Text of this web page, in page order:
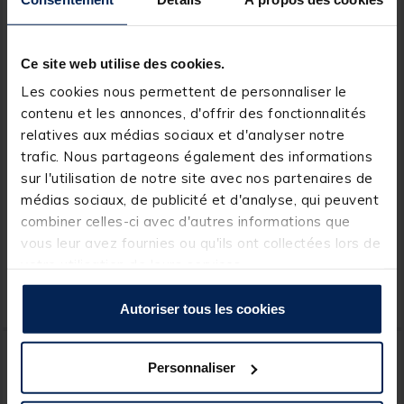
Ce site web utilise des cookies.
Les cookies nous permettent de personnaliser le
contenu et les annonces, d'offrir des fonctionnalités
relatives aux médias sociaux et d'analyser notre
trafic. Nous partageons également des informations
sur l'utilisation de notre site avec nos partenaires de
médias sociaux, de publicité et d'analyse, qui peuvent
combiner celles-ci avec d'autres informations que
vous leur avez fournies ou qu'ils ont collectées lors de
Autoriser tous les cookies
Personnaliser
Scopex Pellets Mack2 8
mm 1 kg
[object Object] out of 5 Customer Rating
(1)
Expédition sous 24 h
DYNAMITE BAITS
Pellets d'amorçages carpe
dynamite baits monster
tigernut pell 900g
[object Object] out of 5
(7)
Expédition sous 24 h